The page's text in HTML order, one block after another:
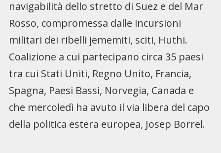
navigabilità dello stretto di Suez e del Mar
Rosso, compromessa dalle incursioni
militari dei ribelli jememiti, sciti, Huthi.
Coalizione a cui partecipano circa 35 paesi
tra cui Stati Uniti, Regno Unito, Francia,
Spagna, Paesi Bassi, Norvegia, Canada e
che mercoledì ha avuto il via libera del capo
della politica estera europea, Josep Borrel.